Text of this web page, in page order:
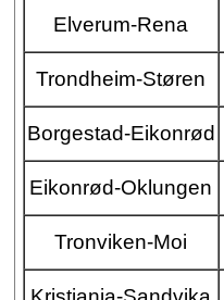
Elverum-Rena
Trondheim-Støren
Borgestad-Eikonrød
Eikonrød-Oklungen
Tronviken-Moi